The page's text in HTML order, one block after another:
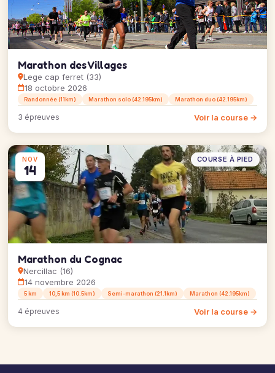
Marathon des Villages
Lege cap ferret (33)
18 octobre 2026
Randonnée (11km) Marathon solo (42.195km) Marathon duo (42.195km)
3 épreuves Voir la course →
NOV
14
COURSE À PIED
Marathon du Cognac
Nercillac (16)
14 novembre 2026
5 km 10,5 km (10.5km) Semi-marathon (21.1km) Marathon (42.195km)
4 épreuves Voir la course →